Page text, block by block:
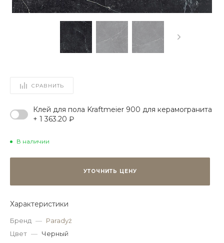
СРАВНИТЬ
Клей для пола Kraftmeier 900 для керамогранита
+ 1 363.20 ₽
В наличии
УТОЧНИТЬ ЦЕНУ
Характеристики
Бренд — Paradyż
Цвет — Черный